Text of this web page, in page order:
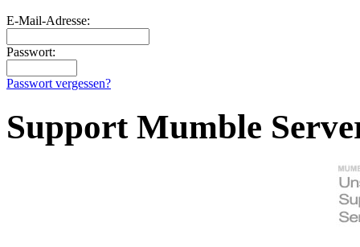
E-Mail-Adresse:
Passwort:
Passwort vergessen?
Support Mumble